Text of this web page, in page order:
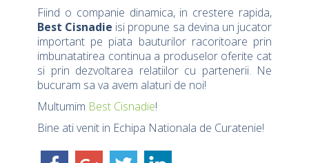
Fiind o companie dinamica, in crestere rapida,
Best Cisnadie isi propune sa devina un jucator
important pe piata bauturilor racoritoare prin
imbunatatirea continua a produselor oferite cat
si prin dezvoltarea relatiilor cu partenerii. Ne
bucuram sa va avem alaturi de noi!
Multumim Best Cisnadie!
Bine ati venit in Echipa Nationala de Curatenie!